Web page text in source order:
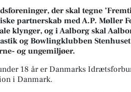
der skal tegne
partnerskab med A.P. Møller
klynger, og i Aalborg skal
og Bowlingklubben Stenhuset
og ungemiljøer.
18 år er Danmarks
i Danmark.